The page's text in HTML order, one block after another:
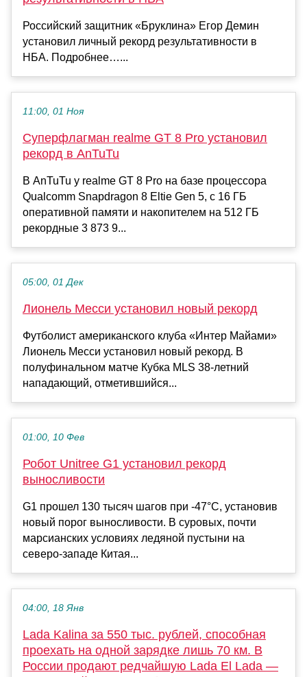
Российский защитник «Бруклина» Егор Демин
установил личный рекорд результативности в
НБА. Подробнее…...
11:00, 01 Ноя
Суперфлагман realme GT 8 Pro установил
рекорд в AnTuTu
В AnTuTu у realme GT 8 Pro на базе процессора
Qualcomm Snapdragon 8 Eltie Gen 5, с 16 ГБ
оперативной памяти и накопителем на 512 ГБ
рекордные 3 873 9...
05:00, 01 Дек
Лионель Месси установил новый рекорд
Футболист американского клуба «Интер Майами»
Лионель Месси установил новый рекорд. В
полуфинальном матче Кубка MLS 38-летний
нападающий, отметившийся...
01:00, 10 Фев
Робот Unitree G1 установил рекорд
выносливости
G1 прошел 130 тысяч шагов при -47°C, установив
новый порог выносливости. В суровых, почти
марсианских условиях ледяной пустыни на
северо-западе Китая...
04:00, 18 Янв
Lada Kalina за 550 тыс. рублей, способная
проехать на одной зарядке лишь 70 км. В
России продают редчайшую Lada El Lada —